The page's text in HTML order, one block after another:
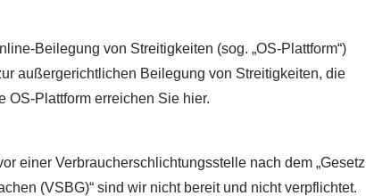
Beilegung von Streitigkeiten (sog. „OS-Plattform“)
außergerichtlichen Beilegung von Streitigkeiten, die
OS-Plattform erreichen Sie hier.
einer Verbraucherschlichtungsstelle nach dem „Gesetz
(VSBG)“ sind wir nicht bereit und nicht verpflichtet.